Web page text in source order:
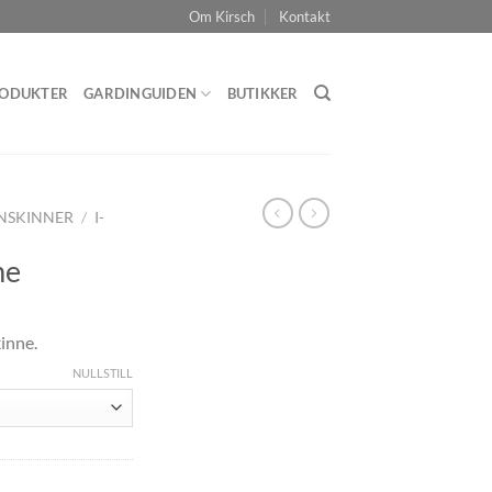
Om Kirsch Kontakt
GARDINGUIDEN BUTIKKER
/ I-
NULLSTILL